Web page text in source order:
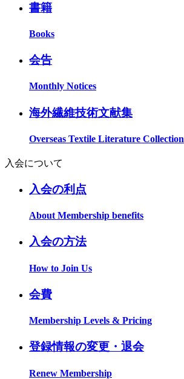
書籍
Books
会告
Monthly Notices
海外繊維技術文献集
Overseas Textile Literature Collection
入会について
入会の利点
About Membership benefits
入会の方法
How to Join Us
会費
Membership Levels & Pricing
登録情報の変更・退会
Renew Membership